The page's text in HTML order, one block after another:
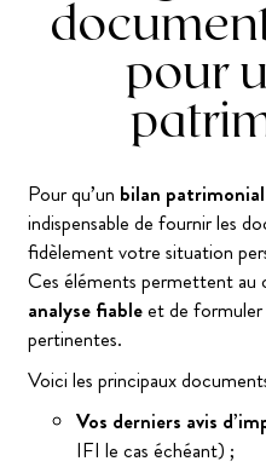
pour
Pour qu’un bilan patrimonial
indispensable de fournir les
fidèlement votre situation
Ces éléments permettent au
analyse fiableet de formuler
pertinentes.
Voici les principaux
Vos derniers avis
IFI le cas échéant) ;